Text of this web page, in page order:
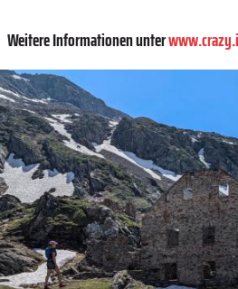
Weitere Informationen unter